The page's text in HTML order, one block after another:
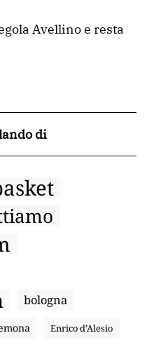
Avellino e resta
di
bologna
Enrico d’Alesio